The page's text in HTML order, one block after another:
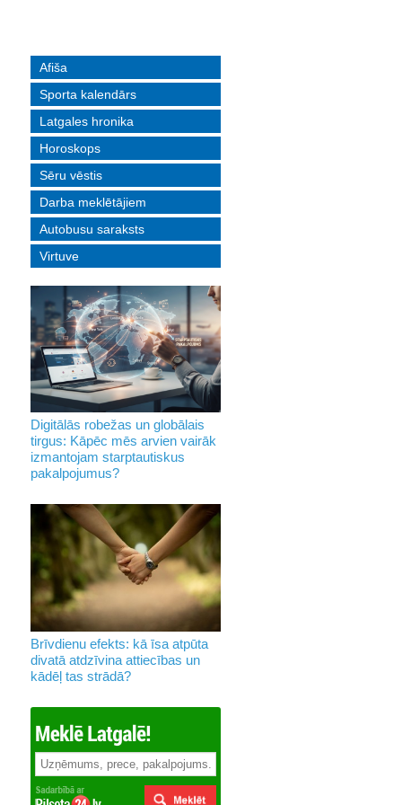
Afiša
Sporta kalendārs
Latgales hronika
Horoskops
Sēru vēstis
Darba meklētājiem
Autobusu saraksts
Virtuve
Digitālās robežas un globālais
tirgus: Kāpēc mēs arvien vairāk
izmantojam starptautiskus
pakalpojumus?
Brīvdienu efekts: kā īsa atpūta
divatā atdzīvina attiecības un
kādēļ tas strādā?